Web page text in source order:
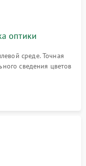
оптики
среде. Точная
сведения цветов
всех
корпуса